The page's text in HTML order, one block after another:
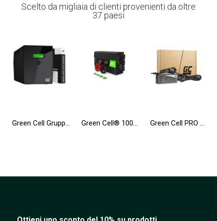
Scelto da migliaia di clienti provenienti da oltre
37 paesi
Green Cell Gruppo di continuità UPS 2000VA 1200W con display LCD + Nuova App Green Cell® 1000W/2000W Convertitore sinusoidale modificata DC 12V AC 230V Convertitore di tensione Green Cell PRO ® Alimentatore / Caricatore per Portatile Toshiba Satellite A200 L350 A300 A500 A505 A350D A660 L350 L300D